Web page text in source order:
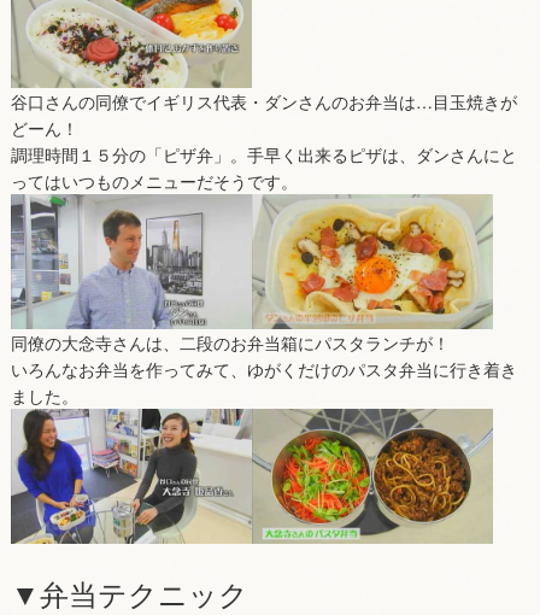
谷口さんの同僚でイギリス代表・ダンさんのお弁当は…目玉焼きが
どーん！
調理時間１５分の「ピザ弁」。手早く出来るピザは、ダンさんにと
ってはいつものメニューだそうです。
同僚の大念寺さんは、二段のお弁当箱にパスタランチが！
いろんなお弁当を作ってみて、ゆがくだけのパスタ弁当に行き着き
ました。
▼弁当テクニック